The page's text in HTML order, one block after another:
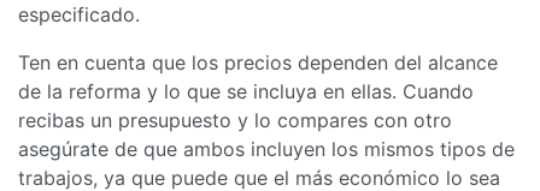
especificado.
Ten en cuenta que los precios dependen del alcance
de la reforma y lo que se incluya en ellas. Cuando
recibas un presupuesto y lo compares con otro
asegúrate de que ambos incluyen los mismos tipos de
trabajos, ya que puede que el más económico lo sea